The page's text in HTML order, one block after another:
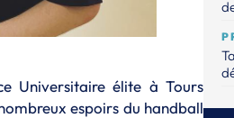
Universitaire élite à Tours
espoirs du handball